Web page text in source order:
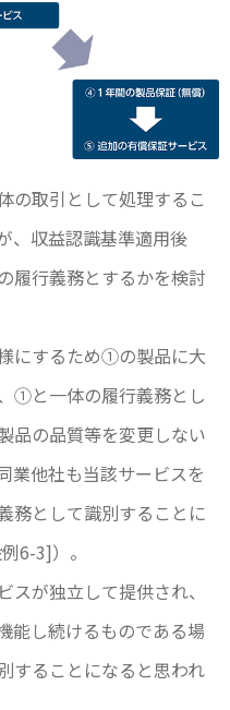
取引として処理するこ
、収益認識基準適用後
履行義務とするかを検討
にするため①の製品に大
①と一体の履行義務とし
品の品質等を変更しない
業他社も当該サービスを
務として識別することに
6-3]）。
が独立して提供され、
能し続けるものである場
することになると思われ